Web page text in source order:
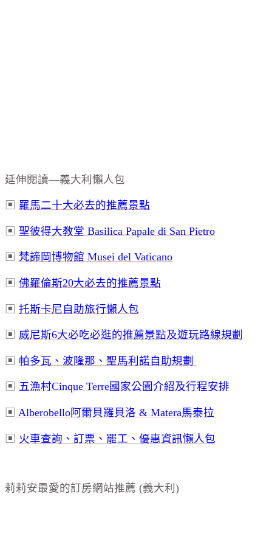
延伸閱讀—義大利懶人包
▣ 羅馬二十大必去的推薦景點
▣ 聖彼得大教堂 Basilica Papale di San Pietro
▣ 梵諦岡博物館 Musei del Vaticano
▣ 佛羅倫斯20大必去的推薦景點
▣ 托斯卡尼自助旅行懶人包
▣ 威尼斯6大必吃必逛的推薦景點及遊玩路線規劃
▣ 帕多瓦、波隆那、聖馬利諾自助規劃
▣ 五漁村Cinque Terre國家公園介紹及行程安排
▣ Alberobello阿爾貝羅貝洛 & Matera馬泰拉
▣ 火車查詢、訂票、罷工、優惠資訊懶人包
莉莉安最愛的訂房網站推薦 (義大利)